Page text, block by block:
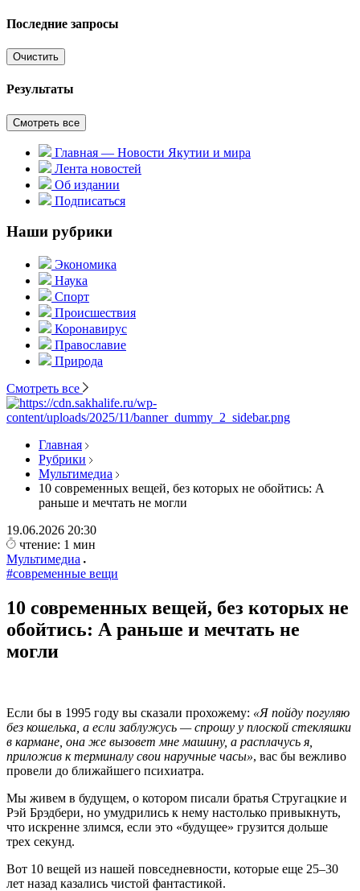
Последние запросы
Очистить
Результаты
Смотреть все
Главная — Новости Якутии и мира
Лента новостей
Об издании
Подписаться
Наши рубрики
Экономика
Наука
Спорт
Происшествия
Коронавирус
Православие
Природа
Смотреть все
Главная
Рубрики
Мультимедиа
10 современных вещей, без которых не обойтись: А
раньше и мечтать не могли
19.06.2026 20:30
чтение: 1 мин
Мультимедиа
#современные вещи
10 современных вещей, без которых не
обойтись: А раньше и мечтать не
могли
Если бы в 1995 году вы сказали прохожему: «Я пойду погуляю
без кошелька, а если заблужусь — спрошу у плоской стекляшки
в кармане, она же вызовет мне машину, а расплачусь я,
приложив к терминалу свои наручные часы», вас бы вежливо
провели до ближайшего психиатра.
Мы живем в будущем, о котором писали братья Стругацкие и
Рэй Брэдбери, но умудрились к нему настолько привыкнуть,
что искренне злимся, если это «будущее» грузится дольше
трех секунд.
Вот 10 вещей из нашей повседневности, которые еще 25–30
лет назад казались чистой фантастикой.